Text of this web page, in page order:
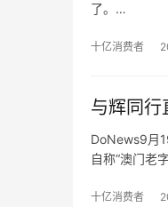
了。
黄先生把这
十亿消费者
与辉同行
DoNews9月
自称“澳门老
开设门店。而
十亿消费者